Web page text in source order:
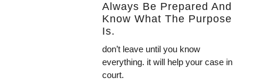
Always Be Prepared And
Know What The Purpose
Is.
don’t leave until you know
everything. it will help your case in
court.